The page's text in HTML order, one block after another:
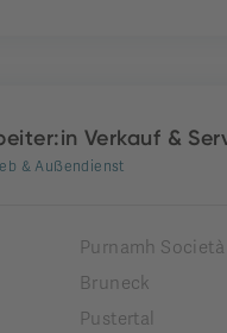
Verkauf &
& Außendienst
Purnamh
Bruneck
Pustertal